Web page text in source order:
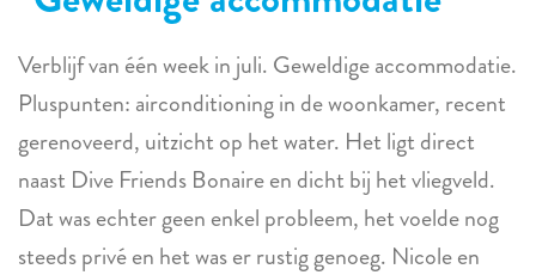
Verblijf van één week in juli. Geweldige accommodatie.
Pluspunten: airconditioning in de woonkamer, recent
gerenoveerd, uitzicht op het water. Het ligt direct
naast Dive Friends Bonaire en dicht bij het vliegveld.
Dat was echter geen enkel probleem, het voelde nog
steeds privé en het was er rustig genoeg. Nicole en